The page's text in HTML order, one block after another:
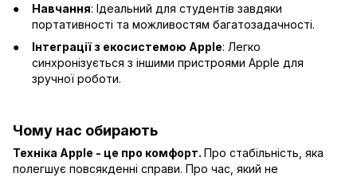
Навчання: Ідеальний для студентів завдяки
портативності та можливостям багатозадачності.
Інтеграції з екосистемою Apple: Легко
синхронізується з іншими пристроями Apple для
зручної роботи.
Чому нас обирають
Техніка Apple - це про комфорт. Про стабільність, яка
полегшує повсякденні справи. Про час, який не